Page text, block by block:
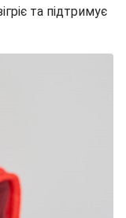
та підтримує